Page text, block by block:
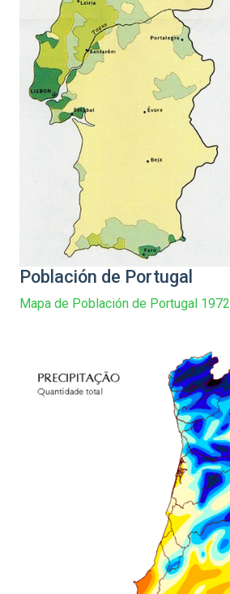
Población de Portugal
Mapa de Población de Portugal 1972